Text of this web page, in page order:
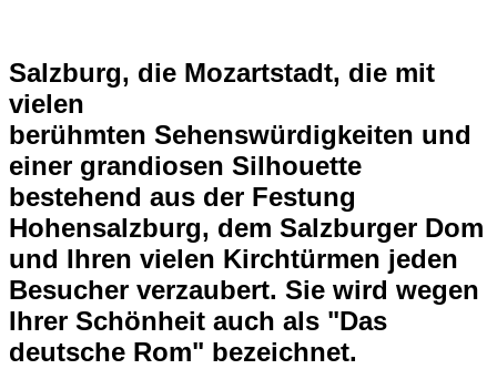
Salzburg, die Mozartstadt, die mit
vielen
berühmten Sehenswürdigkeiten und
einer grandiosen Silhouette
bestehend aus der Festung
Hohensalzburg, dem Salzburger Dom
und Ihren vielen Kirchtürmen jeden
Besucher verzaubert. Sie wird wegen
Ihrer Schönheit auch als "Das
deutsche Rom" bezeichnet.